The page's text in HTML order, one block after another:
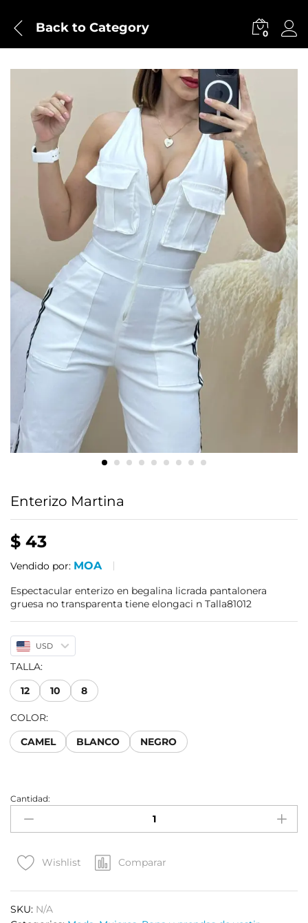
Back to Category 0
Enterizo Martina
$ 43
Vendido por: MOA
Espectacular enterizo en begalina licrada pantalonera
gruesa no transparenta tiene elongaci n Talla81012
USD
TALLA:
12
10 8
COLOR:
CAMEL
BLANCO NEGRO
Cantidad:
Wishlist Comparar
SKU: N/A